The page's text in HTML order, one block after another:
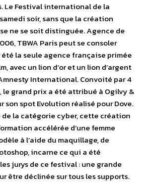
Le Festival international de la
soir, sans que la création
ne se soit distinguée. Agence de
TBWA Paris peut se consoler
la seule agence française primée
avec un lion d’or et un lion d’argent
International. Convoité par 4
le grand prix a été attribué à Ogilvy &
son spot Evolution réalisé pour Dove.
la catégorie cyber, cette création
accélérée d’une femme
à l’aide du maquillage, de
incarne ce qui a été
jurys de ce festival : une grande
être déclinée sur tous les supports.